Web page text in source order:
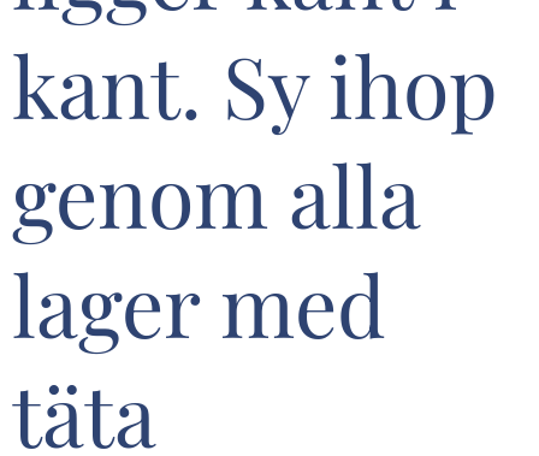
kant. Sy ihop
genom alla
lager med
täta